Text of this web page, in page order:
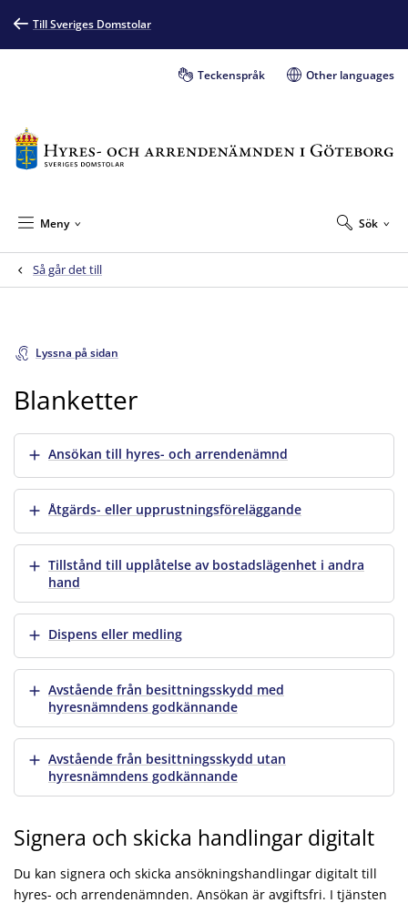
Till Sveriges Domstolar
Teckenspråk Other languages
Sök
Meny
Så går det till
Lyssna på sidan
Blanketter
Visa merAnsökan till hyres- och arrendenämnd
Visa merÅtgärds- eller upprustningsföreläggande
Visa merTillstånd till upplåtelse av bostadslägenhet i andra
hand
Visa merDispens eller medling
Visa merAvstående från besittningsskydd med
hyresnämndens godkännande
Visa merAvstående från besittningsskydd utan
hyresnämndens godkännande
Signera och skicka handlingar digitalt
Du kan signera och skicka ansökningshandlingar digitalt till
hyres- och arrendenämnden. Ansökan är avgiftsfri. I tjänsten